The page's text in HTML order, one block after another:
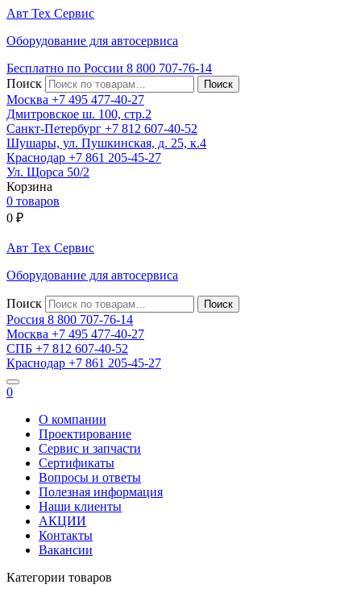
Авт Тех Сервис
Оборудование для автосервиса
Бесплатно по России 8 800 707-76-14
Поиск
Москва +7 495 477-40-27
Дмитровское ш. 100, стр.2
Санкт-Петербург +7 812 607-40-52
Шушары, ул. Пушкинская, д. 25, к.4
Краснодар +7 861 205-45-27
Ул. Щорса 50/2
Корзина
0 товаров
0 ₽
Авт Тех Сервис
Оборудование для автосервиса
Поиск
Россия 8 800 707-76-14
Москва +7 495 477-40-27
СПБ +7 812 607-40-52
Краснодар +7 861 205-45-27
0
О компании
Проектирование
Сервис и запчасти
Сертификаты
Вопросы и ответы
Полезная информация
Наши клиенты
АКЦИИ
Контакты
Вакансии
Категории товаров